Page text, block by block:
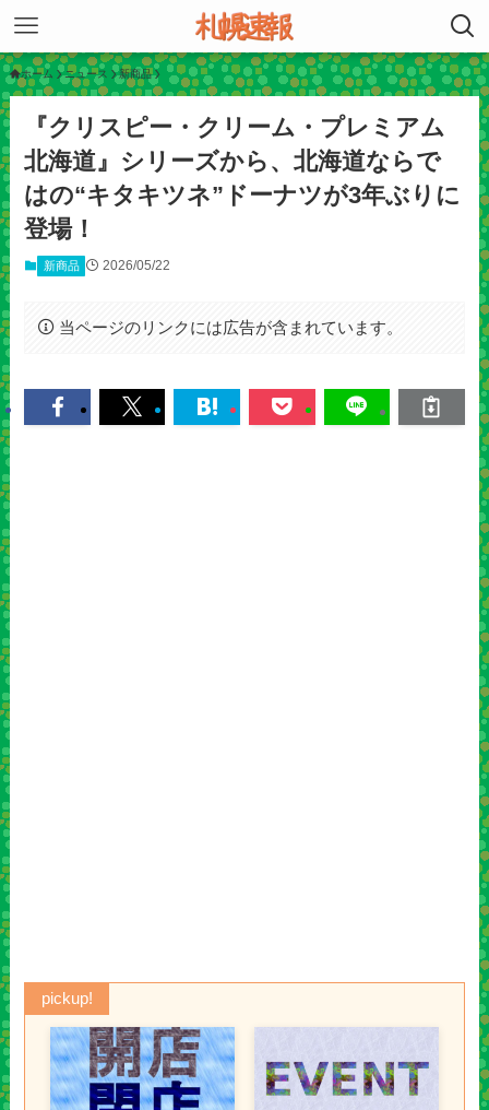
ホーム ニュース 新商品
『クリスピー・クリーム・プレミアム
北海道』シリーズから、北海道ならで
はの“キタキツネ”ドーナツが3年ぶりに
登場！
新商品 2026/05/22
当ページのリンクには広告が含まれています。
pickup!